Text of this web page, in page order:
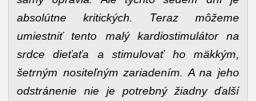
absolútne kritických. Teraz môžeme
umiestniť tento malý kardiostimulátor na
srdce dieťaťa a stimulovať ho mäkkým,
šetrným nositeľným zariadením. A na jeho
odstránenie nie je potrebný žiadny ďalší